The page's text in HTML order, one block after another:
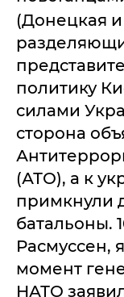
(Донецкая и
политику
силами
сторона
(АТО), а к
примкнули
батальоны.
Расмуссен,
момент
НАТО